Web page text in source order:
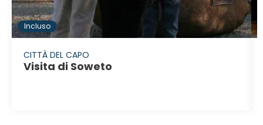
Incluso
CITTÀ DEL CAPO
Visita di Soweto